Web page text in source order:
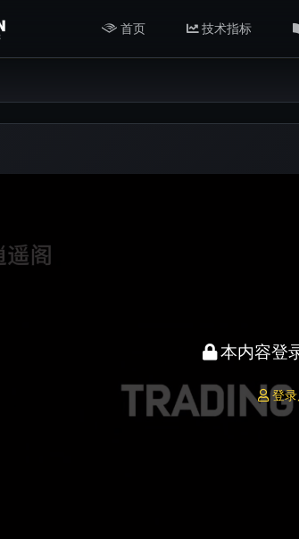
首页 技术指标
本内容登
登